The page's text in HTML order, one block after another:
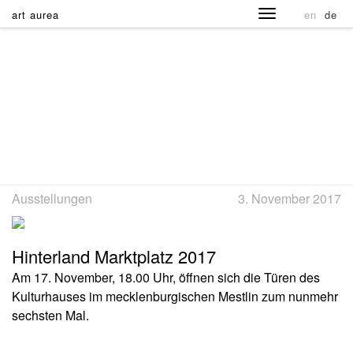
en de
art aurea
Ausstellungen 3. November 2017
Hinterland Marktplatz 2017
Am 17. November, 18.00 Uhr, öffnen sich die Türen des
Kulturhauses im mecklenburgischen Mestlin zum nunmehr
sechsten Mal.